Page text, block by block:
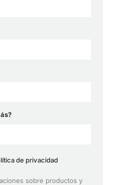
de privacidad
sobre productos y